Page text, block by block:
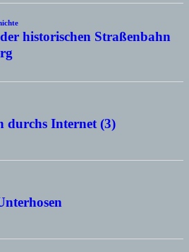
historischen Straßenbahn
durchs Internet (3)